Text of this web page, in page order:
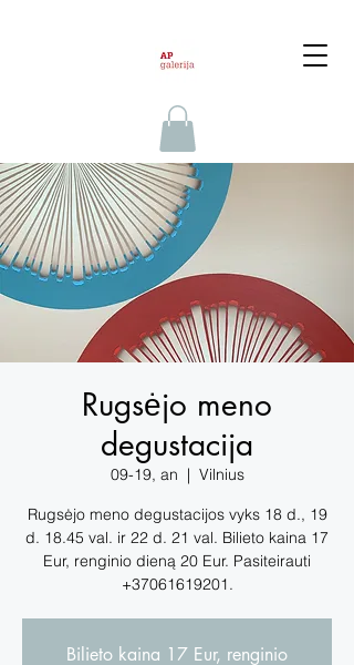
Rugsėjo meno
degustacija
09-19, an
  |
Vilnius
Rugsėjo meno degustacijos vyks 18 d., 19
d. 18.45 val. ir 22 d. 21 val. Bilieto kaina 17
Eur, renginio dieną 20 Eur. Pasiteirauti
+37061619201.
Bilieto kaina 17 Eur, renginio